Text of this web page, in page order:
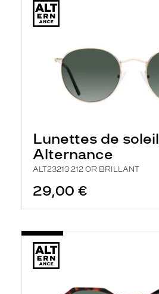
Lunettes de soleil
Alternance
ALT23213 212 OR BRILLANT
29,00 €